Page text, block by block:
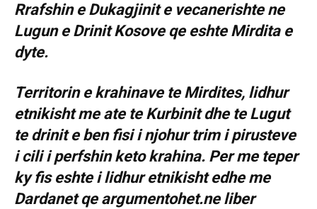
Rrafshin e Dukagjinit e vecanerishte ne
Lugun e Drinit Kosove qe eshte Mirdita e
dyte.
Territorin e krahinave te Mirdites, lidhur
etnikisht me ate te Kurbinit dhe te Lugut
te drinit e ben fisi i njohur trim i pirusteve
i cili i perfshin keto krahina. Per me teper
ky fis eshte i lidhur etnikisht edhe me
Dardanet qe argumentohet.ne liber